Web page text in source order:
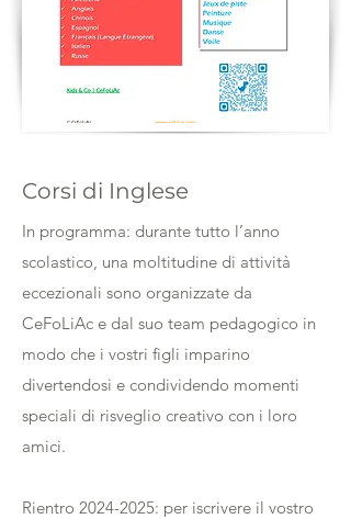
Corsi di Inglese
In programma: durante tutto l’anno
scolastico, una moltitudine di attività
eccezionali sono organizzate da
CeFoLiAc e dal suo team pedagogico in
modo che i vostri figli imparino
divertendosi e condividendo momenti
speciali di risveglio creativo con i loro
amici.
Rientro 2024-2025: per iscrivere il vostro